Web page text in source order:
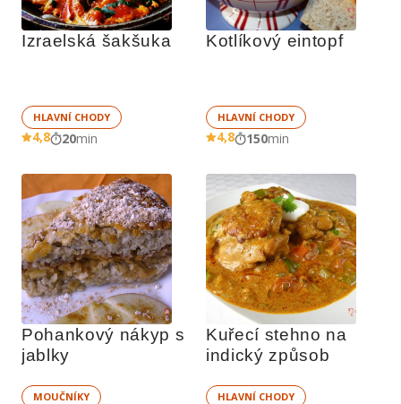
Izraelská šakšuka
HLAVNÍ CHODY
4,8 20min
Kotlíkový eintopf
HLAVNÍ CHODY
4,8 150min
Pohankový nákyp s
jablky
MOUČNÍKY
Kuřecí stehno na
indický způsob
HLAVNÍ CHODY